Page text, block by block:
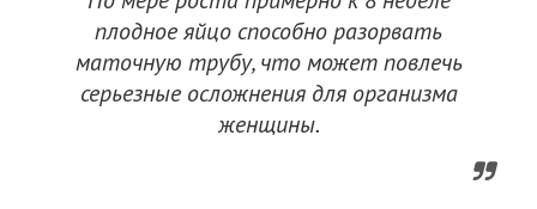
плодное яйцо способно разорвать
маточную трубу, что может повлечь
серьезные осложнения для организма
женщины.